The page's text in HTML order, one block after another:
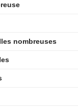
nombreuses